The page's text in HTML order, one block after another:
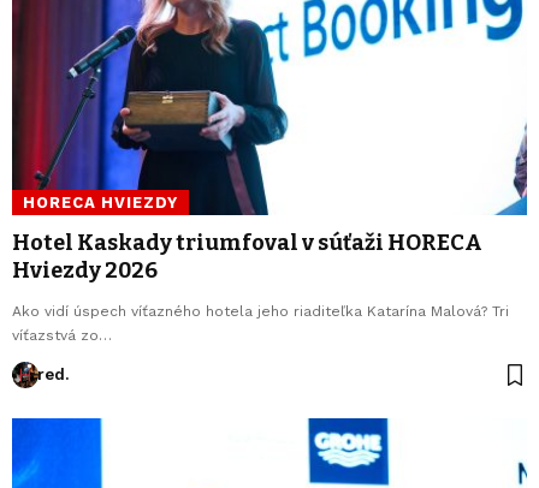
HORECA HVIEZDY
Hotel Kaskady triumfoval v súťaži HORECA
Hviezdy 2026
Ako vidí úspech víťazného hotela jeho riaditeľka Katarína Malová? Tri
víťazstvá zo…
red.